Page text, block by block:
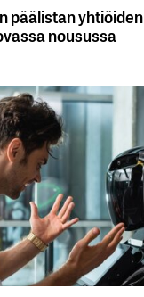
päälistan yhtiöiden
nousussa